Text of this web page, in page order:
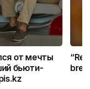
от мечты
бьюти-